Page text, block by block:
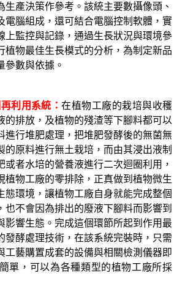
生產決策作參考。該統主要數攝像頭、
電腦組成，還可結合電腦控制軟體，實
上監控與記錄，通過生長狀況與環境參
植物最佳生長模式的分析，為制定新品
參數與依據。
利用系統：在植物工廠的栽培與收穫
的排放，及植物的殘渣等下腳料都可以
進行堆肥處理，把堆肥發酵後的無菌無
的原料進行無土栽培，而由其浸出液制
或者水培的營養液進行二次迴圈利用，
植物工廠的零排除，正真做到植物微生
態環境，讓植物工廠自身就能完成整個
也不會因為排出的廢液下腳料而影響到
影響生態。完成這個環節所起到作用最
發酵處理技術，在該系統完裝時，只需
工藝購置成套的設備與相關檢測儀器即
單，可以為各種類型的植物工廠所採